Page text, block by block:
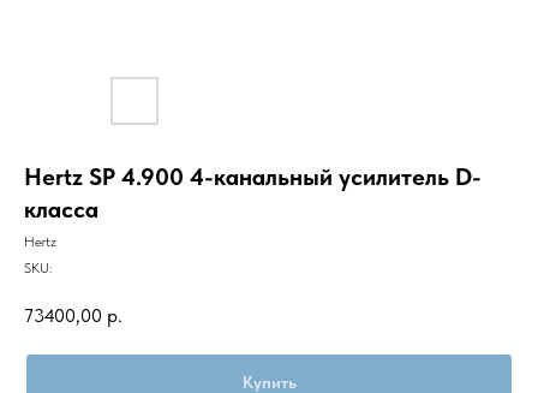
Hertz SP 4.900 4-канальный усилитель D-
класса
Hertz
SKU:
73400,00 р.
Купить